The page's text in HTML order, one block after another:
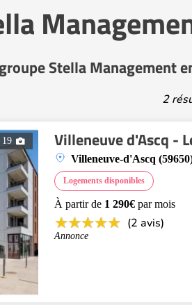
Stella Management
2
19 Villeneuve d'Ascq -
Villeneuve-d'Ascq
Logements disponibles
À partir de 1 290€ par mois
(2 avis)
Annonce